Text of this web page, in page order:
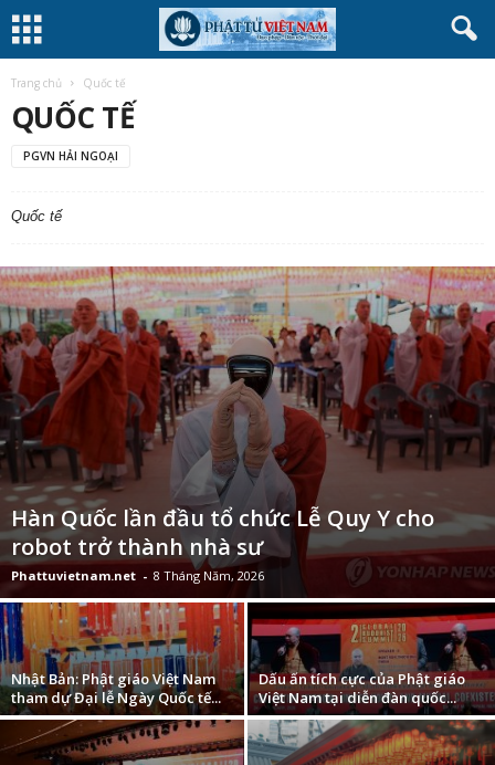
Trang chủ Quốc tế
QUỐC TẾ
PGVN HẢI NGOẠI
Quốc tế
Hàn Quốc lần đầu tổ chức Lễ Quy Y cho
robot trở thành nhà sư
Phattuvietnam.net - 8 Tháng Năm, 2026
Nhật Bản: Phật giáo Việt Nam
tham dự Đại lễ Ngày Quốc tế...
Dấu ấn tích cực của Phật giáo
Việt Nam tại diễn đàn quốc...